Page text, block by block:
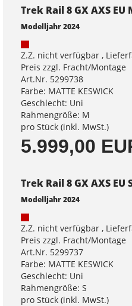
Trek Rail 8 GX AXS
Modelljahr 2024
Z.Z. nicht verfügbar ,
Preis zzgl. Fracht/Montage
Art.Nr. 5299738
Farbe: MATTE KESWICK
Geschlecht: Uni
Rahmengröße: M
pro Stück (inkl. MwSt.)
5.999,00
Trek Rail 8 GX AXS
Modelljahr 2024
Z.Z. nicht verfügbar ,
Preis zzgl. Fracht/Montage
Art.Nr. 5299737
Farbe: MATTE KESWICK
Geschlecht: Uni
Rahmengröße: S
pro Stück (inkl. MwSt.)